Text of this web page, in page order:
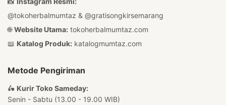
@tokoherbalmumtaz & @gratisongkirsemarang
🌐Website Utama: tokoherbalmumtaz.com
📖 Katalog Produk: katalogmumtaz.com
Metode Pengiriman
🛵 Kurir Toko Sameday:
Senin - Sabtu (13.00 - 19.00 WIB)